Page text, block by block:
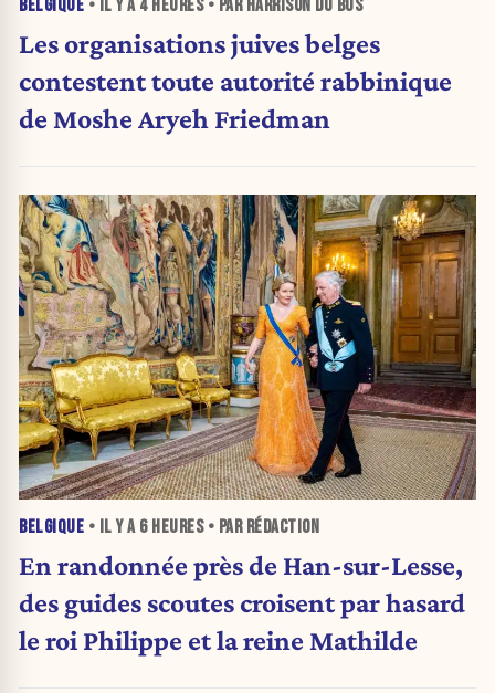
BELGIQUE • IL Y A 4 HEURES• PAR HARRISON DU BUS
Les organisations juives belges
contestent toute autorité rabbinique
de Moshe Aryeh Friedman
BELGIQUE • IL Y A 6 HEURES• PAR RÉDACTION
En randonnée près de Han-sur-Lesse,
des guides scoutes croisent par hasard
le roi Philippe et la reine Mathilde